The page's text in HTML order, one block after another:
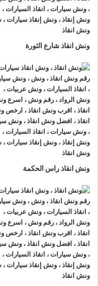
العريش او على الطريق
الأسبوع.
2- الأمان
السيارة امنة تماما حتي
3- الخبرة
فريق عمل شركة الرواد
السياراتوتثبيتها عليونش
في اختيار أسرع الطرق.
تنتشر
اوناش الانقاذ في
انحاء الجمهورية وهو ما
اليك خلال 15 دقيقة بحد اقصي.
ونش انقاذ الروادلدينا دائما
إنقاذ سيارتك وأخذك الي
الان ولا تتردد
ونش انقاذ شارع الثورة
ونش انقاذ راس الحكمة